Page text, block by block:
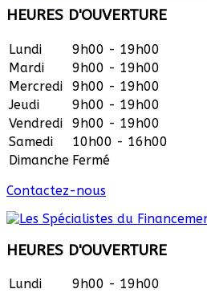
HEURES D'OUVERTURE
Lundi
9h00 - 19h00
Mardi
9h00 - 19h00
Mercredi
9h00 - 19h00
Jeudi
9h00 - 19h00
Vendredi
9h00 - 19h00
Samedi
10h00 - 16h00
Dimanche Fermé
Contactez-nous
HEURES D'OUVERTURE
Lundi
9h00 - 19h00